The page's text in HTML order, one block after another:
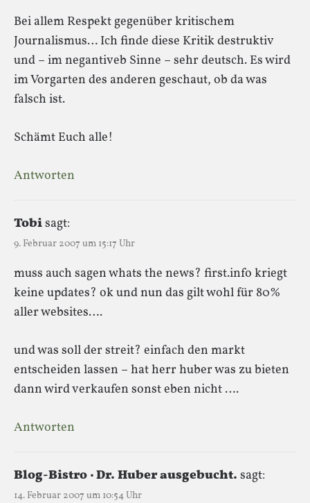
Bei allem Respekt gegenüber kritischem
Journalismus… Ich finde diese Kritik destruktiv
und – im negantiveb Sinne – sehr deutsch. Es wird
im Vorgarten des anderen geschaut, ob da was
falsch ist.
Schämt Euch alle!
Antworten
Tobisagt:
9. Februar 2007 um 15:17 Uhr
muss auch sagen whats the news? first.info kriegt
keine updates? ok und nun das gilt wohl für 80%
aller websites….
und was soll der streit? einfach den markt
entscheiden lassen – hat herr huber was zu bieten
dann wird verkaufen sonst eben nicht ….
Antworten
Blog-Bistro · Dr. Huber ausgebucht. sagt:
14. Februar 2007 um 10:54 Uhr